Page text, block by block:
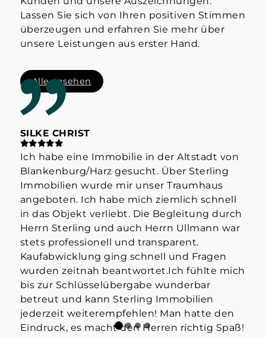
Lassen Sie sich von Ihren positiven Stimmen
überzeugen und erfahren Sie mehr über
unsere Leistungen aus erster Hand.
Alle ansehen
SILKE CHRIST
Ich habe eine Immobilie in der Altstadt von
Blankenburg/Harz gesucht. Über Sterling
Immobilien wurde mir unser Traumhaus
angeboten. Ich habe mich ziemlich schnell
in das Objekt verliebt. Die Begleitung durch
Herrn Sterling und auch Herrn Ullmann war
stets professionell und transparent.
Kaufabwicklung ging schnell und Fragen
wurden zeitnah beantwortet.Ich fühlte mich
bis zur Schlüsselübergabe wunderbar
betreut und kann Sterling Immobilien
jederzeit weiterempfehlen! Man hatte den
Eindruck, es macht den Herren richtig Spaß!